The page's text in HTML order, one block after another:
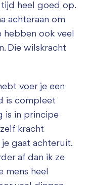
heel goed op.
achteraan om
hebben ook veel
Die wilskracht
voer je een
is compleet
is in principe
kracht
gaat achteruit.
af dan ik ze
mens heel